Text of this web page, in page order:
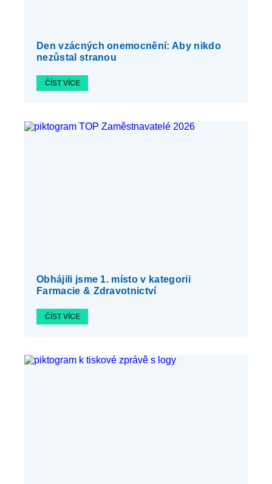
Den vzácných onemocnění: Aby nikdo
nezůstal stranou
ČÍST VÍCE
Obhájili jsme 1. místo v kategorii
Farmacie & Zdravotnictví
ČÍST VÍCE